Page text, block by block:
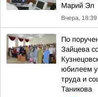
Марий Эл
Вчера, 18:39
По
Зайцева
юбилеем
труда и
Таникова